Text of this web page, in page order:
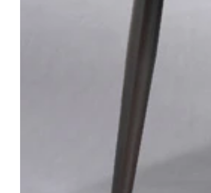
り上がるぞ！ 実売５０００円